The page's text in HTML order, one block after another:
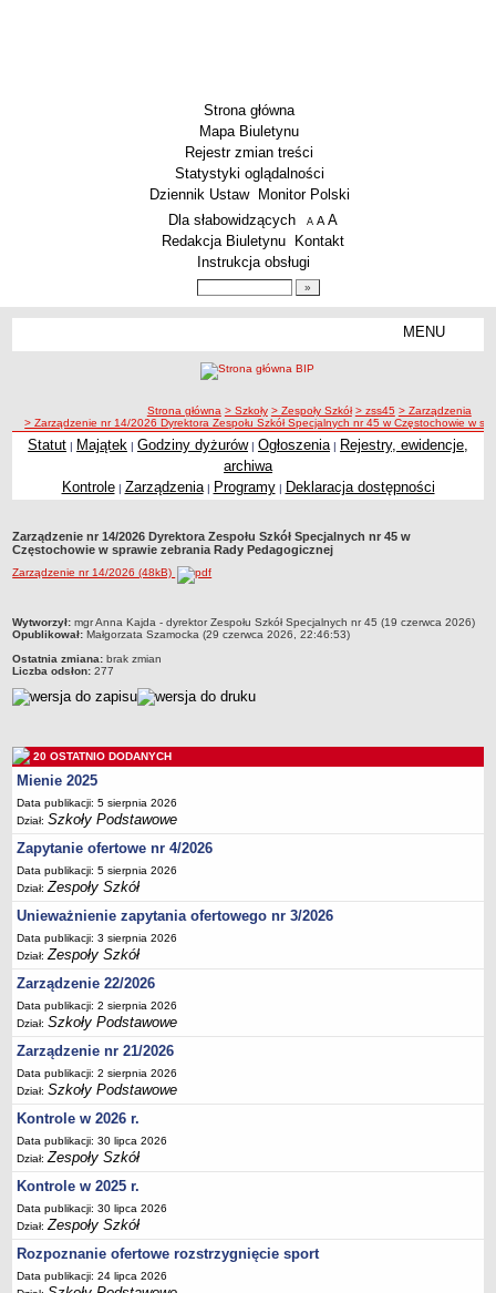
Strona główna
Mapa Biuletynu
Rejestr zmian treści
Statystyki oglądalności
Dziennik Ustaw
Monitor Polski
Menu dodatkowe
Dla słabowidzących A pomniejsz czcionkę
A standardowy rozmiar czcionki
A
Redakcja Biuletynu
Kontakt
Instrukcja obsługi
MENU
Zespoły Szkół
Techniczne Zakłady Naukowe
PRZEDSZKOLA
ARCHIWUM SZKÓŁ I PLACÓWEK
Zlikwidowane gimnazja
Wielofunkcyjna Placówka
Specjalny Ośrodek nr 1
Specjalny Ośrodek nr 5
Dane podstawowe
Statut
Majątek
Godziny dyżurów
Ogłoszenie
Zarządzenia
Kontrole
Rejestry, ewidencje, archiwa
Sprawozdania
Deklaracja dostępności
PORADNIE PSYCHOLOGICZNO-PEDAGOGICZNE
Zespół Poradni
BIURO FINANSÓW OŚWIATY
Dane podstawowe
Statut
Majątek
Godziny dyżurów
Ogłoszenia
Zarządzenia
Rejestry, ewidencje, archiwa
ścieżka nawigacji
Strona główna > Szkoły > Zespoły Szkół > zss45 > Zarządzenia
> Zarządzenie nr 14/2026 Dyrektora Zespołu Szkół Specjalnych nr 45 w Częstochowie w
Statut | Majątek | Godziny dyżurów| Ogłoszenia | Rejestry, ewidencje,
archiwa
Kontrole| Zarządzenia| Programy| Deklaracja dostępności
Zarządzenie nr 14/2026 Dyrektora Zespołu Szkół Specjalnych nr 45 w
Częstochowie w sprawie zebrania Rady Pedagogicznej
Zarządzenie nr 14/2026 (48kB)
metryczka
Wytworzył: mgr Anna Kajda - dyrektor Zespołu Szkół Specjalnych nr 45 (19 czerwca 2026)
Opublikował: Małgorzata Szamocka (29 czerwca 2026, 22:46:53)
Ostatnia zmiana: brak zmian
Liczba odsłon: 277
20 OSTATNIO DODANYCH
Mienie 2025
Data publikacji: 5 sierpnia 2026
Dział:Szkoły Podstawowe
Zapytanie ofertowe nr 4/2026
Data publikacji: 5 sierpnia 2026
Dział:Zespoły Szkół
Unieważnienie zapytania ofertowego nr 3/2026
Data publikacji: 3 sierpnia 2026
Dział:Zespoły Szkół
Zarządzenie 22/2026
Data publikacji: 2 sierpnia 2026
Dział:Szkoły Podstawowe
Zarządzenie nr 21/2026
Data publikacji: 2 sierpnia 2026
Dział:Szkoły Podstawowe
Kontrole w 2026 r.
Data publikacji: 30 lipca 2026
Dział:Zespoły Szkół
Kontrole w 2025 r.
Data publikacji: 30 lipca 2026
Dział:Zespoły Szkół
Rozpoznanie ofertowe rozstrzygnięcie sport
Data publikacji: 24 lipca 2026